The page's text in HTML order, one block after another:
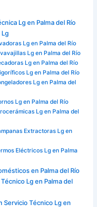
Lg en Palma del Río
Lg
Lg en Palma del Río
Lg en Palma del Río
Lg en Palma del Río
Lg en Palma del Río
Lg en Palma del
Lg en Palma del Río
Lg en Palma del
Extractoras Lg en
Eléctricos Lg en Palma
en Palma del Río
Lg en Palma del
Servicio Técnico Lg en